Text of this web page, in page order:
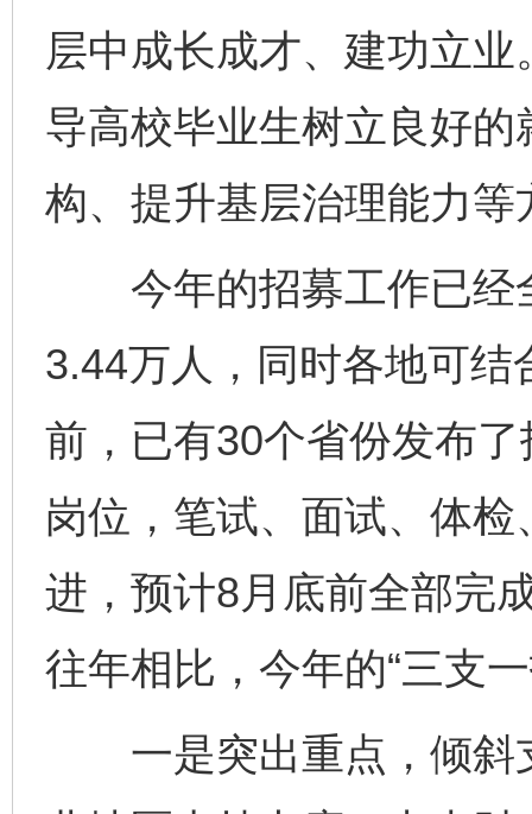
层中成长成才、建功立业
导高校毕业生树立良好
构、提升基层治理能力
今年的招募工作已经
3.44万人，同时各地可
前，已有30个省份发布
岗位，笔试、面试、体
进，预计8月底前全部完
往年相比，今年的“三支
一是突出重点，倾斜